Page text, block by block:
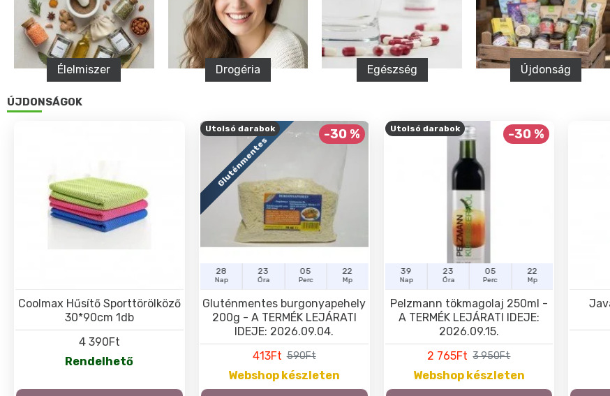
Drogéria Egészség Újdonság Csíráztatás,
ÚJDONSÁGOK
Coolmax Hűsítő Sporttörölköző
30*90cm 1db
4 390Ft
Rendelhető
Gluténmentes
Utolsó darabok -30 %
28
Nap
23
Óra
05
Perc
21
Mp
Gluténmentes burgonyapehely
200g - A TERMÉK LEJÁRATI
IDEJE: 2026.09.04.
413Ft 590Ft
Webshop készleten
Utolsó darabok -30 %
39
Nap
23
Óra
05
Perc
21
Mp
Pelzmann tökmagolaj 250ml -
A TERMÉK LEJÁRATI IDEJE:
2026.09.15.
2 765Ft 3 950Ft
Webshop készleten